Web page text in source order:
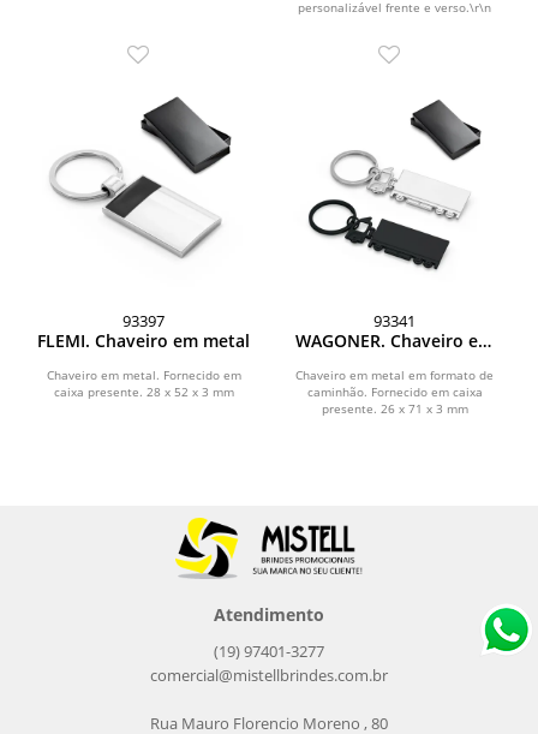
personalizável frente e verso.\r\n
93397
FLEMI. Chaveiro em metal
Chaveiro em metal. Fornecido em
caixa presente. 28 x 52 x 3 mm
93341
WAGONER. Chaveiro em
Chaveiro em metal em formato de
caminhão. Fornecido em caixa
presente. 26 x 71 x 3 mm
Atendimento
(19) 97401-3277
comercial@mistellbrindes.com.br
Rua Mauro Florencio Moreno , 80